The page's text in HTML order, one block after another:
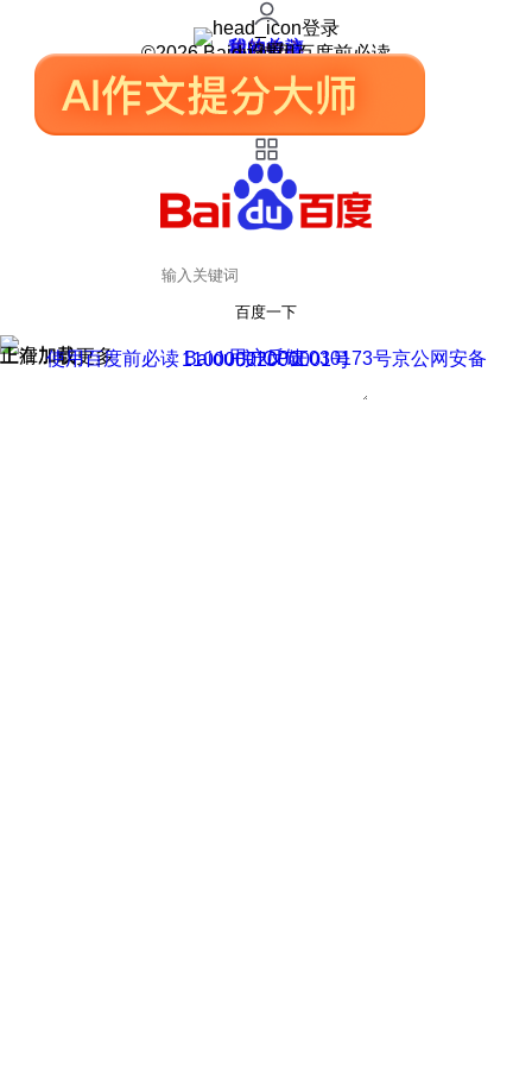
登录
我的关注
我的收藏
皮肤中心
用户反馈
设置
©2026 Baidu 使用百度前必读
百度一下
正在加载
上滑加载更多 用户反馈
使用百度前必读 Baidu 京ICP证030173号
京公网安备11000002000001号